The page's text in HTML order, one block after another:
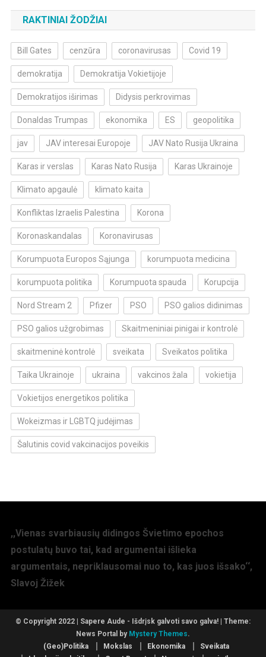
RAKTINIAI ŽODŽIAI
Bill Gates cenzūra coronavirusas Covid 19
demokratija Demokratija Vokietijoje
Demokratijos iširimas Didysis perkrovimas
Donaldas Trumpas ekonomika ES geopolitika
jav JAV interesai Europoje JAV Nato Rusija Ukraina
Karas ir verslas Karas Nato Rusija Karas Ukrainoje
Klimato apgaulė klimato kaita
Konfliktas Izraelis Palestina Korona
Koronaskandalas Koronavirusas
Korumpuota Europos Sąjunga korumpuota medicina
korumpuota politika Korumpuota spauda Korupcija
Nord Stream 2 Pfizer PSO PSO galios didinimas
PSO galios užgrobimas Skaitmeniniai pinigai ir kontrolė
skaitmeninė kontrolė sveikata Sveikatos politika
Taika Ukrainoje ukraina vakcinos žala vokietija
Vokietijos energetikos politika
Wokeizmas ir LGBTQ judėjimas
Šalutinis covid vakcinacijos poveikis
,,Vienas svarbiausių didingos Švietimo epochos
postulatų buvo tai, kad argumentai išlieka
argumentais, nepriklausomai nuo to, kas juos išsako‘‘,
Slavoj Žižek
© Copyright 2022 | Sapere Aude - Išdrįsk galvoti savo galva!
Theme:
News Portal by Mystery Themes.
(Geo)Politika
Mokslas Ekonomika
Sveikata